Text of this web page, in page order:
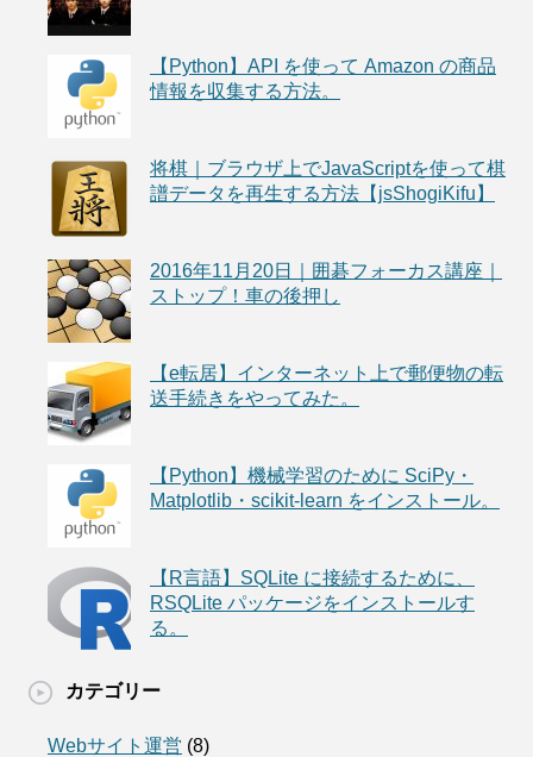
【Python】API を使って Amazon の商品
情報を収集する方法。
将棋｜ブラウザ上でJavaScriptを使って棋
譜データを再生する方法【jsShogiKifu】
2016年11月20日｜囲碁フォーカス講座｜
ストップ！車の後押し
【e転居】インターネット上で郵便物の転
送手続きをやってみた。
【Python】機械学習のために SciPy・
Matplotlib・scikit-learn をインストール。
【R言語】SQLite に接続するために、
RSQLite パッケージをインストールす
る。
カテゴリー
Webサイト運営 (8)